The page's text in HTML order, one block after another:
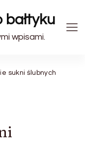
bałtyku
wpisami.
sukni ślubnych